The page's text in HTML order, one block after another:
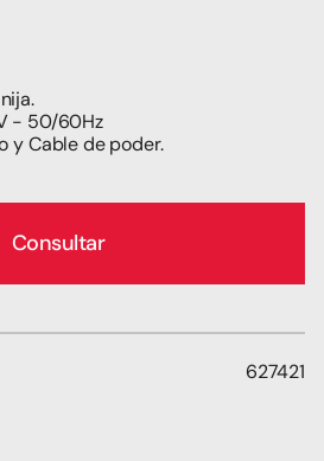
- 50/60Hz
y Cable de poder.
Consultar
627421